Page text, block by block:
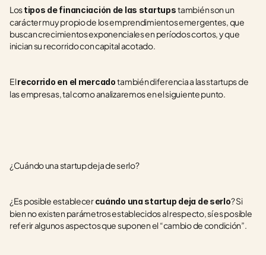
Los tipos de financiación de las startups también son un
carácter muy propio de los emprendimientos emergentes, que
buscan crecimientos exponenciales en períodos cortos, y que
inician su recorrido con capital acotado.
El recorrido en el mercado también diferencia a las startups de
las empresas, tal como analizaremos en el siguiente punto.
¿Cuándo una startup deja de serlo?
¿Es posible establecer cuándo una startup deja de serlo? Si
bien no existen parámetros establecidos al respecto, sí es posible
referir algunos aspectos que suponen el “cambio de condición”.